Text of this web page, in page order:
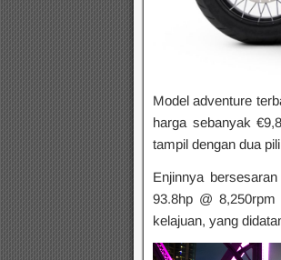
Model adventure
harga sebanyak
tampil dengan dua
Enjinnya
93.8hp @
kelajuan, yang